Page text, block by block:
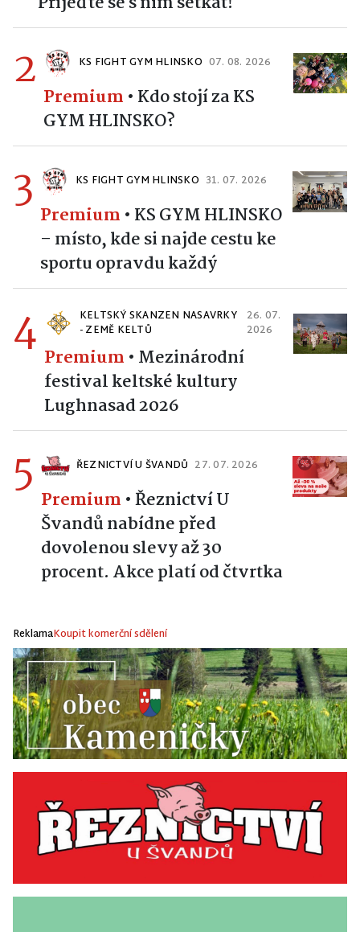
2 KS FIGHT GYM HLINSKO 07. 08. 2026
Premium • Kdo stojí za KS
GYM HLINSKO?
3 KS FIGHT GYM HLINSKO 31. 07. 2026
Premium • KS GYM HLINSKO
– místo, kde si najde cestu ke
sportu opravdu každý
4
KELTSKÝ SKANZEN NASAVRKY
- ZEMĚ KELTŮ
26. 07.
2026
Premium • Mezinárodní
festival keltské kultury
Lughnasad 2026
5 ŘEZNICTVÍ U ŠVANDŮ 27. 07. 2026
Premium •Řeznictví U
Švandů nabídne před
dovolenou slevy až 30
procent. Akce platí od čtvrtka
ReklamaKoupit komerční sdělení